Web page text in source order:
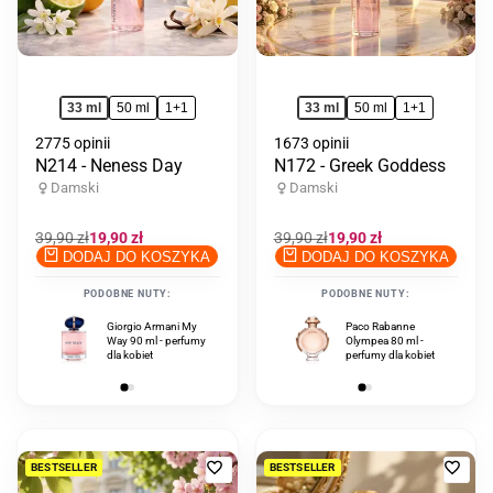
33 ml 50 ml 1+1
2775 opinii
N214 - Neness Day
Damski
Cena
regularna
39,90 złCena
promocyjna
19,90 zł
DODAJ DO KOSZYKA
PODOBNE NUTY:
Giorgio Armani My
Way 90 ml - perfumy
dla kobiet
Prada Paradoxe 90 ml
- perfumy dla kobiet
33 ml 50 ml 1+1
1673 opinii
N172 - Greek Goddess
Damski
Cena
regularna
39,90 złCena
promocyjna
19,90 zł
DODAJ DO KOSZYKA
PODOBNE NUTY:
Paco Rabanne
Olympea 80 ml -
perfumy dla kobiet
BESTSELLER
Dodaj
BESTSELLER